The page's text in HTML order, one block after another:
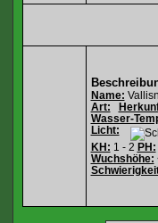
Name:
Art:
Wasser-
Licht:
KH: 1 - 2 PH:
Wuchshöhe: